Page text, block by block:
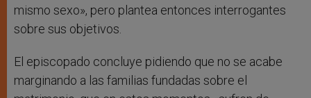
mismo sexo», pero plantea entonces interrogantes
sobre sus objetivos.
El episcopado concluye pidiendo que no se acabe
marginando a las familias fundadas sobre el